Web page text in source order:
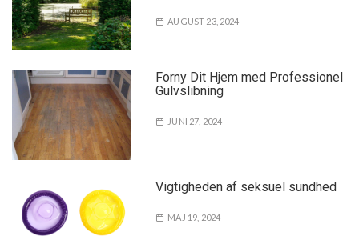
AUGUST 23, 2024
Forny Dit Hjem med Professionel
Gulvslibning
JUNI 27, 2024
Vigtigheden af seksuel sundhed
MAJ 19, 2024